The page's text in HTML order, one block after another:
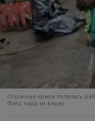
Огромная крыса попалась
Фото: кадр из видео